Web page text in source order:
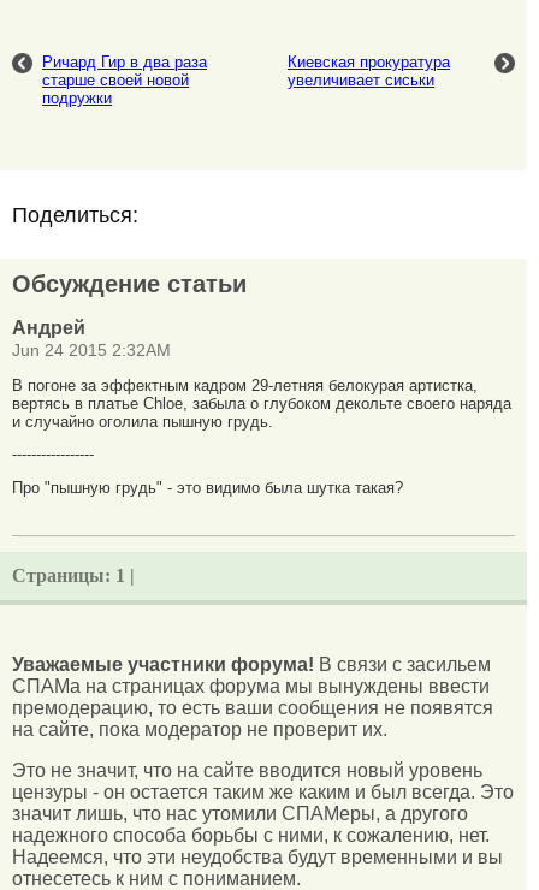
Ричард Гир в два раза
старше своей новой
подружки
Киевская прокуратура
увеличивает сиськи
Поделиться:
Обсуждение статьи
Андрей
Jun 24 2015 2:32AM
В погоне за эффектным кадром 29-летняя белокурая артистка,
вертясь в платье Chloe, забыла о глубоком декольте своего наряда
и случайно оголила пышную грудь.
-----------------
Про "пышную грудь" - это видимо была шутка такая?
Страницы: 1 |
Уважаемые участники форума! В связи с засильем
СПАМа на страницах форума мы вынуждены ввести
премодерацию, то есть ваши сообщения не появятся
на сайте, пока модератор не проверит их.
Это не значит, что на сайте вводится новый уровень
цензуры - он остается таким же каким и был всегда. Это
значит лишь, что нас утомили СПАМеры, а другого
надежного способа борьбы с ними, к сожалению, нет.
Надеемся, что эти неудобства будут временными и вы
отнесетесь к ним с пониманием.